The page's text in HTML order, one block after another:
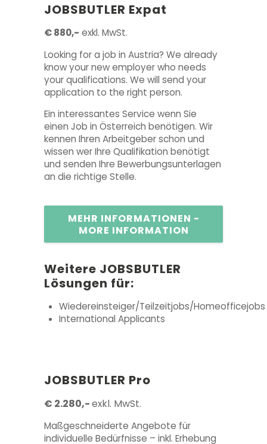
JOBSBUTLER Expat
€ 880,- exkl. MwSt.
Looking for a job in Austria? We already
know your new employer who needs
your qualifications. We will send your
application to the right person.
Ein interessantes Service wenn Sie
einen Job in Österreich benötigen. Wir
kennen Ihren Arbeitgeber schon und
wissen wer Ihre Qualifikation benötigt
und senden Ihre Bewerbungsunterlagen
an die richtige Stelle.
MEHR INFORMATIONEN -
MORE INFORMATION
Weitere JOBSBUTLER
Lösungen für:
Wiedereinsteiger/Teilzeitjobs/Homeofficejobs
International Applicants
JOBSBUTLER Pro
€ 2.280,-exkl. MwSt.
Maßgeschneiderte Angebote für
individuelle Bedürfnisse – inkl. Erhebung